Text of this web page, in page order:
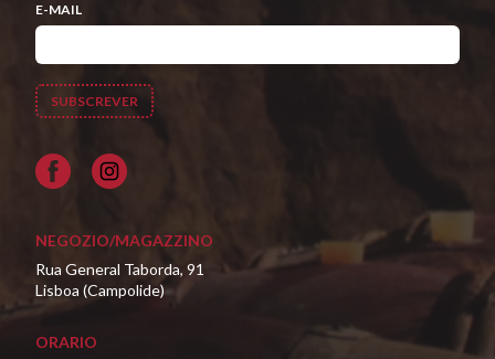
E-MAIL
Facebook
NEGOZIO/MAGAZZINO
Rua General Taborda, 91
Lisboa (Campolide)
ORARIO